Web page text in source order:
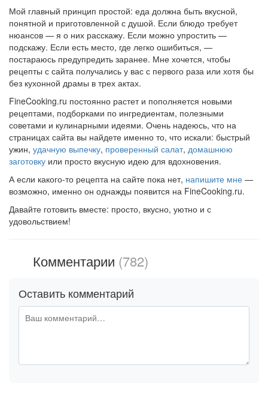
Мой главный принцип простой: еда должна быть вкусной,
понятной и приготовленной с душой. Если блюдо требует
нюансов — я о них расскажу. Если можно упростить —
подскажу. Если есть место, где легко ошибиться, —
постараюсь предупредить заранее. Мне хочется, чтобы
рецепты с сайта получались у вас с первого раза или хотя бы
без кухонной драмы в трех актах.
FineCooking.ru постоянно растет и пополняется новыми
рецептами, подборками по ингредиентам, полезными
советами и кулинарными идеями. Очень надеюсь, что на
страницах сайта вы найдете именно то, что искали: быстрый
ужин, удачную выпечку, проверенный салат, домашнюю
заготовку или просто вкусную идею для вдохновения.
А если какого-то рецепта на сайте пока нет, напишите мне —
возможно, именно он однажды появится на FineCooking.ru.
Давайте готовить вместе: просто, вкусно, уютно и с
удовольствием!
Комментарии (782)
Оставить комментарий